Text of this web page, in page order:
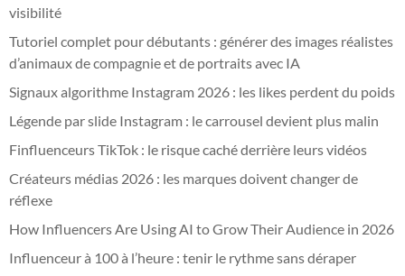
visibilité
Tutoriel complet pour débutants : générer des images réalistes
d’animaux de compagnie et de portraits avec IA
Signaux algorithme Instagram 2026 : les likes perdent du poids
Légende par slide Instagram : le carrousel devient plus malin
Finfluenceurs TikTok : le risque caché derrière leurs vidéos
Créateurs médias 2026 : les marques doivent changer de
réflexe
How Influencers Are Using AI to Grow Their Audience in 2026
Influenceur à 100 à l’heure : tenir le rythme sans déraper